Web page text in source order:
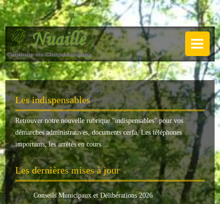
NUAILLÉ
Plan de Nuaillé
Sentiers pédestres
Guide annuel
Histoire
Galerie
LA MAIRIE
Horaires
.
Les indispensables
Retrouver notre nouvelle rubrique "indispensables" pour vos
démarches administratives, documents cerfa, Les téléphones
importants, les arrêtés en cours ...
Les dernières mises à jour
Conseils Municipaux et Délibérations 2026